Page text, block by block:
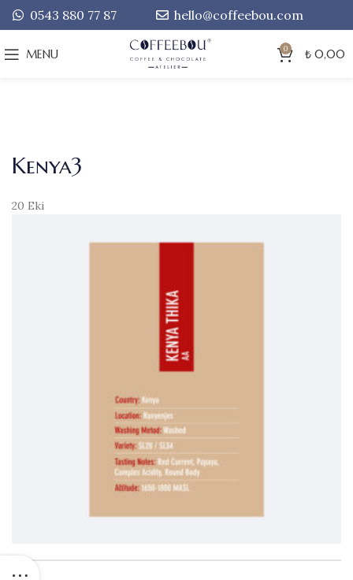
0543 880 77 87 hello@coffeebou.com
MENU 0 ₺ 0,00
Kenya3
20 Eki